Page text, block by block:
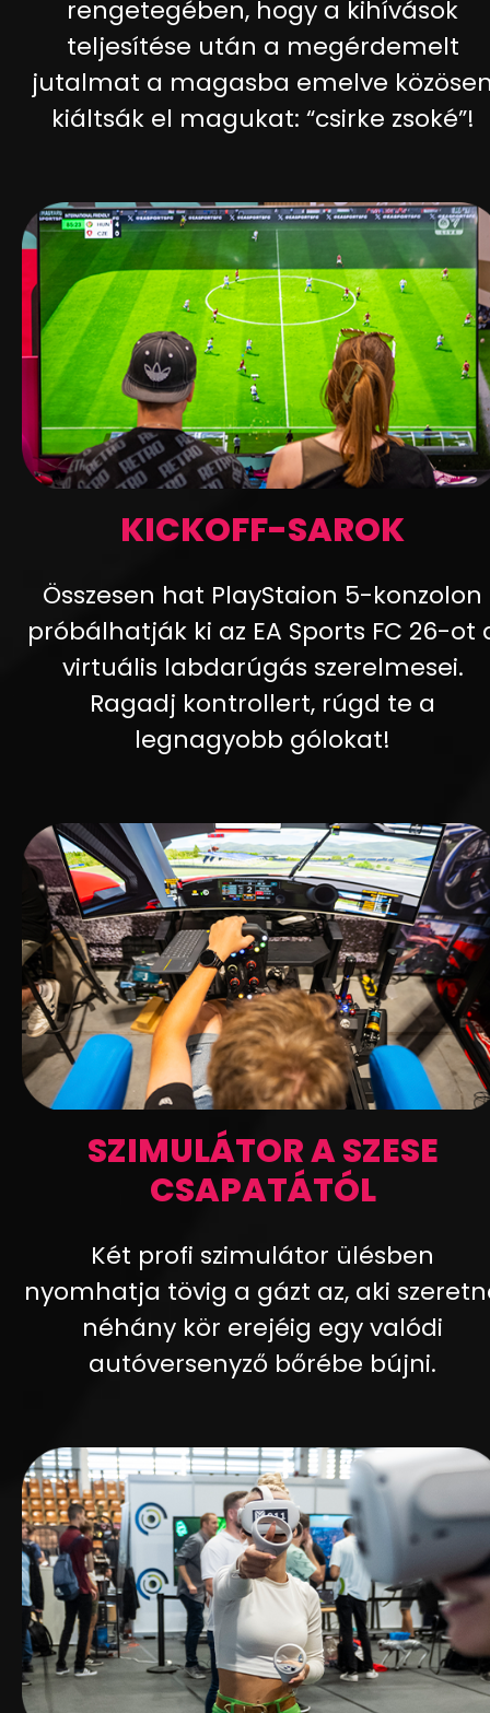
rengetegében, hogy a kihívások
teljesítése után a megérdemelt
jutalmat a magasba emelve
kiáltsák el magukat: “csirke zsoké”!
KICKOFF-SAROK
Összesen hat PlayStaion 5-konzolon
próbálhatják ki az EA Sports FC 26-ot
virtuális labdarúgás szerelmesei.
Ragadj kontrollert, rúgd te a
legnagyobb gólokat!
SZIMULÁTOR A SZESE
CSAPATÁTÓL
Két profi szimulátor ülésben
nyomhatja tövig a gázt az, aki
néhány kör erejéig egy valódi
autóversenyző bőrébe bújni.